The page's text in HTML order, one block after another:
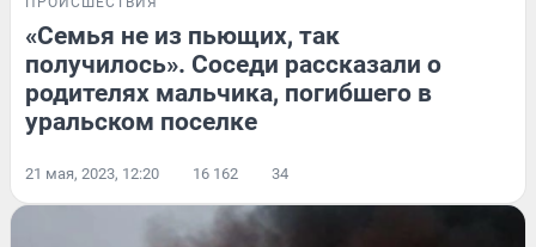
«Семья не из пьющих, так
получилось». Соседи рассказали о
родителях мальчика, погибшего в
уральском поселке
21 мая, 2023, 12:20 16 162 34